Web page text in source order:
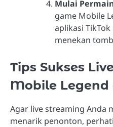
Mulai
game Mobile
aplikasi
menekan
Tips Sukses
Mobile Legend
Agar live streaming Anda
menarik penonton,